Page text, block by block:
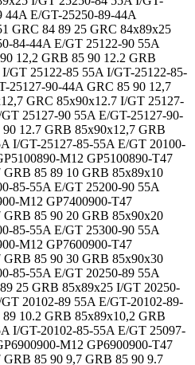
44A E/GT-25250-89-44A
GRC 84 89 25 GRC 84x89x25
84-44A E/GT 25122-90 55A
12,2 GRB 85 90 12.2 GRB
GT 25122-85 55A I/GT-25122-85-
25127-90-44A GRC 85 90 12,7
GRC 85x90x12.7 I/GT 25127-
25127-90 55A E/GT-25127-90-
12.7 GRB 85x90x12,7 GRB
I/GT-25127-85-55A E/GT 20100-
M12 GP5100890-T47
85 89 10 GRB 85x89x10
85-55A E/GT 25200-90 55A
M12 GP7400900-T47
85 90 20 GRB 85x90x20
85-55A E/GT 25300-90 55A
M12 GP7600900-T47
85 90 30 GRB 85x90x30
85-55A E/GT 20250-89 55A
25 GRB 85x89x25 I/GT 20250-
20102-89 55A E/GT-20102-89-
10.2 GRB 85x89x10,2 GRB
I/GT-20102-85-55A E/GT 25097-
M12 GP6900900-T47
85 90 9,7 GRB 85 90 9.7